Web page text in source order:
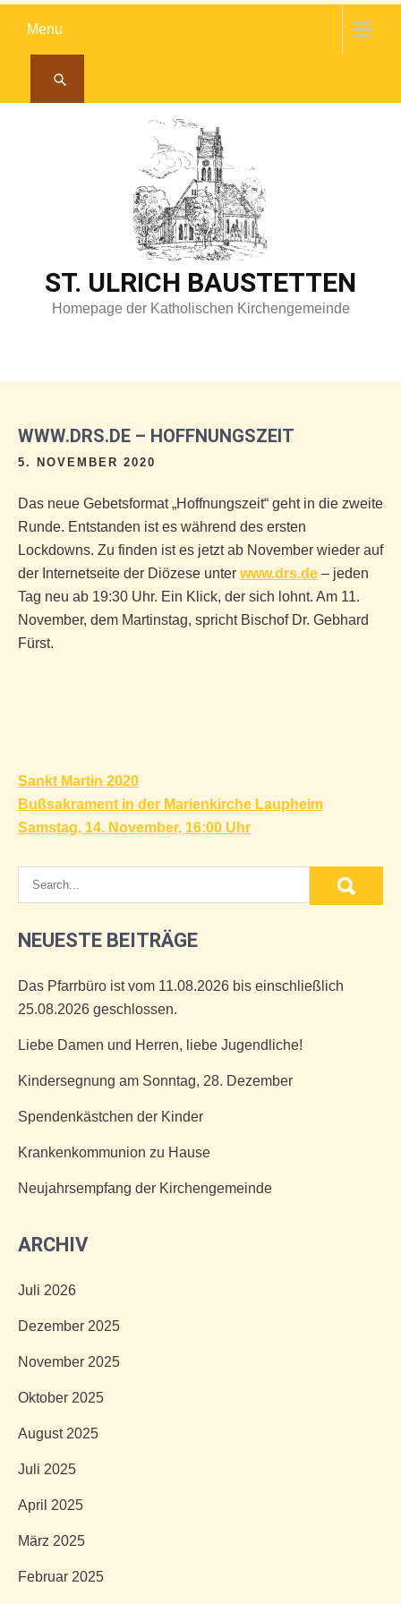
Menu
ST. ULRICH BAUSTETTEN
Homepage der Katholischen Kirchengemeinde
WWW.DRS.DE – HOFFNUNGSZEIT
5. NOVEMBER 2020
Das neue Gebetsformat „Hoffnungszeit“ geht in die zweite
Runde. Entstanden ist es während des ersten
Lockdowns. Zu finden ist es jetzt ab November wieder auf
der Internetseite der Diözese unter www.drs.de – jeden
Tag neu ab 19:30 Uhr. Ein Klick, der sich lohnt. Am 11.
November, dem Martinstag, spricht Bischof Dr. Gebhard
Fürst.
Beitragsnavigation
Sankt Martin 2020
Bußsakrament in der Marienkirche Laupheim
Samstag, 14. November, 16:00 Uhr
NEUESTE BEITRÄGE
Das Pfarrbüro ist vom 11.08.2026 bis einschließlich
25.08.2026 geschlossen.
Liebe Damen und Herren, liebe Jugendliche!
Kindersegnung am Sonntag, 28. Dezember
Spendenkästchen der Kinder
Krankenkommunion zu Hause
Neujahrsempfang der Kirchengemeinde
ARCHIV
Juli 2026
Dezember 2025
November 2025
Oktober 2025
August 2025
Juli 2025
April 2025
März 2025
Februar 2025